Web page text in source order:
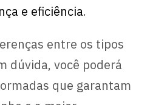
e eficiência.
entre os tipos
dúvida, você poderá
que garantam